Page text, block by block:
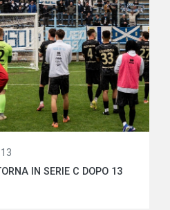
IN SERIE C DOPO 13